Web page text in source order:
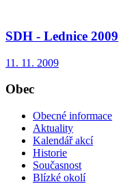
SDH - Lednice 2009
11. 11. 2009
Obec
Obecné informace
Aktuality
Kalendář akcí
Historie
Současnost
Blízké okolí